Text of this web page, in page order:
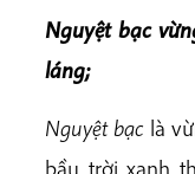
Nguyệt bạc
láng;
Nguyệt bạc là